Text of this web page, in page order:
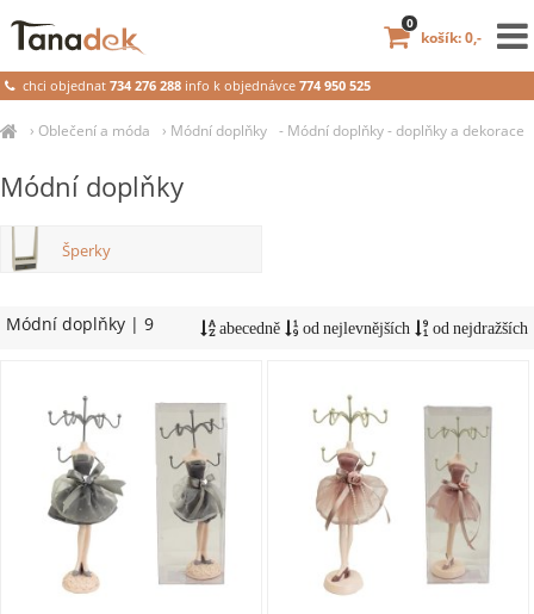
› Oblečení a móda › Módní doplňky - Módní doplňky - doplňky a dekorace
Módní doplňky
Šperky
abecedně od nejlevnějších od nejdražších
Módní doplňky | 9
chci objednat734 276 288 info k objednávce 774 950 525
košík: 0,-
0